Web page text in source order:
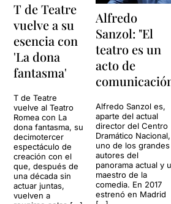
T de Teatre
vuelve a su
esencia con
'La dona
fantasma'
T de Teatre
vuelve al Teatro
Romea con La
dona fantasma, su
decimotercer
espectáculo de
creación con el
que, después de
una década sin
actuar juntas,
vuelven a
Alfredo
Sanzol: "El
teatro es un
acto de
Alfredo Sanzol es,
aparte del actual
director del Centro
Dramático Nacional,
uno de los grandes
autores del
panorama actual y
maestro de la
comedia. En 2017
estrenó en Madrid